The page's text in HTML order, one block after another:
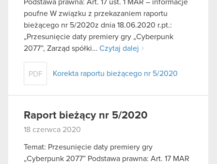
Podstawa prawna: Art. 17 ust. 1 MAR – informacje
poufne W związku z przekazaniem raportu
bieżącego nr 5/2020z dnia 18.06.2020 r.pt.:
„Przesunięcie daty premiery gry „Cyberpunk
2077”, Zarząd spółki… Czytaj dalej
PDF Korekta raportu bieżącego nr 5/2020
Raport bieżący nr 5/2020
18 czerwca 2020
Temat: Przesunięcie daty premiery gry
„Cyberpunk 2077” Podstawa prawna: Art. 17 MAR